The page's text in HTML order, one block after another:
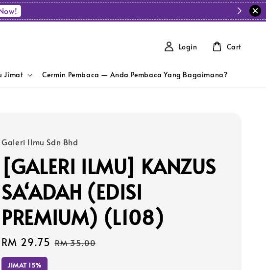
Jimat Cermin Pembaca — Anda Pembaca Yang Bagaimana?
Login Cart
Galeri Ilmu Sdn Bhd
[GALERI ILMU] KANZUS
SA‘ADAH (EDISI
PREMIUM) (L108)
Sale
price
RM 29.75 Regular
RM 35.00
JIMAT 15%